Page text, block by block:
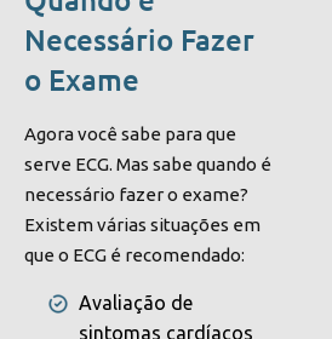
Necessário Fazer
o Exame
Agora você sabe para que
serve ECG. Mas sabe quando é
necessário fazer o exame?
Existem várias situações em
que o ECG é recomendado:
Avaliação de
sintomas cardíacos